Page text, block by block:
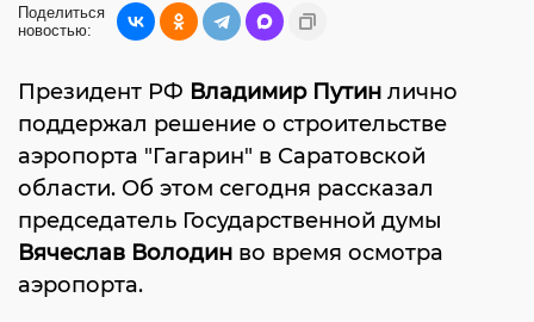
Поделиться
новостью:
Президент РФ Владимир Путин лично
поддержал решение о строительстве
аэропорта "Гагарин" в Саратовской
области. Об этом сегодня рассказал
председатель Государственной думы
Вячеслав Володин во время осмотра
аэропорта.